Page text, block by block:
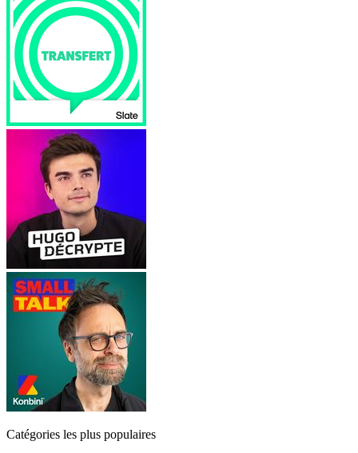
Catégories les plus populaires